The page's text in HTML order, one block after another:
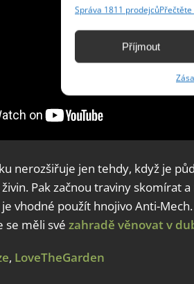
Identifikace zařízení na
základě aktivně
Zajištění bezpečnosti,
odstraňování chyb,
Správa 1811 prodejců
Příjmout
nerozšiřuje jen tehdy, když je
Pak začnou traviny skomírat
je vhodné použít hnojivo Anti-
se měli své zahradě věnovat v
, LoveTheGarden